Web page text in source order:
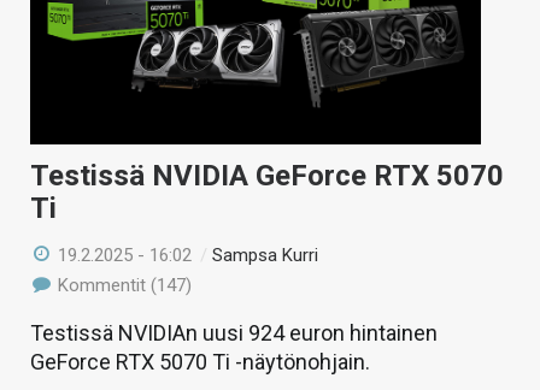
VAIHDA TEEMA
Testissä NVIDIA GeForce RTX 5070
Ti
19.2.2025 - 16:02 /Sampsa Kurri
Kommentit (147)
Testissä NVIDIAn uusi 924 euron hintainen
GeForce RTX 5070 Ti -näytönohjain.